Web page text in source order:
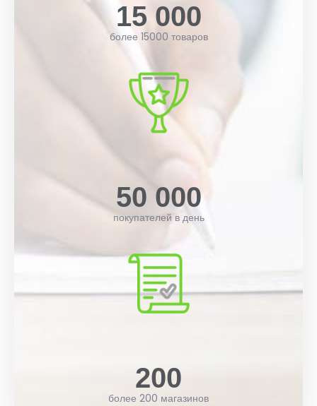
15 000
более 15000 товаров
50 000
покупателей в день
200
более 200 магазинов